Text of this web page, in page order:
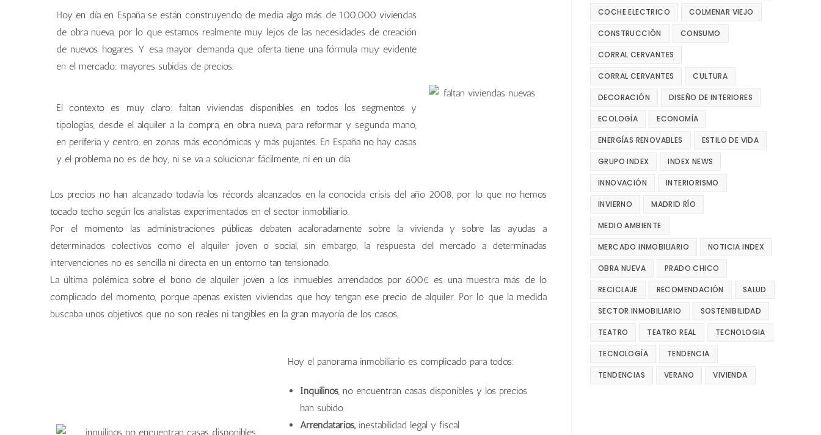
Hoy en día en España se están construyendo de media algo más de 100.000 viviendas
de obra nueva, por lo que estamos realmente muy lejos de las necesidades de creación
de nuevos hogares. Y esa mayor demanda que oferta tiene una fórmula muy evidente
en el mercado: mayores subidas de precios.
El contexto es muy claro: faltan viviendas disponibles en todos los segmentos y
tipologías, desde el alquiler a la compra, en obra nueva, para reformar y segunda mano,
en periferia y centro, en zonas más económicas y más pujantes. En España no hay casas
y el problema no es de hoy, ni se va a solucionar fácilmente, ni en un día.
Los precios no han alcanzado todavía los récords alcanzados en la conocida crisis del año 2008, por lo que no hemos
tocado techo según los analistas experimentados en el sector inmobiliario.
Por el momento las administraciones públicas debaten acaloradamente sobre la vivienda y sobre las ayudas a
determinados colectivos como el alquiler joven o social, sin embargo, la respuesta del mercado a determinadas
intervenciones no es sencilla ni directa en un entorno tan tensionado.
La última polémica sobre el bono de alquiler joven a los inmuebles arrendados por 600€ es una muestra más de lo
complicado del momento, porque apenas existen viviendas que hoy tengan ese precio de alquiler. Por lo que la medida
buscaba unos objetivos que no son reales ni tangibles en la gran mayoría de los casos.
Hoy el panorama inmobiliario es complicado para todos:
Inquilinos, no encuentran casas disponibles y los precios
han subido
Arrendatarios,inestabilidad legal y fiscal
COCHE ELECTRICO COLMENAR VIEJO
CONSTRUCCIÓN CONSUMO
CORRAL CERVANTES
CORRAL CERVANTES CULTURA
DECORACIÓN DISEÑO DE INTERIORES
ECOLOGÍA ECONOMÍA
ENERGÍAS RENOVABLES ESTILO DE VIDA
GRUPO INDEX INDEX NEWS
INNOVACIÓN INTERIORISMO
INVIERNO MADRID RÍO
MEDIO AMBIENTE
MERCADO INMOBILIARIO NOTICIA INDEX
OBRA NUEVA PRADO CHICO
RECICLAJE RECOMENDACIÓN SALUD
SECTOR INMOBILIARIO SOSTENIBILIDAD
TEATRO TEATRO REAL TECNOLOGIA
TECNOLOGÍA TENDENCIA
TENDENCIAS VERANO VIVIENDA